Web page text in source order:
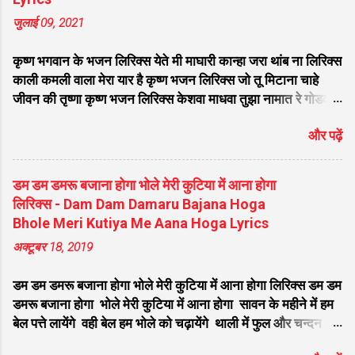
नाथ जी कालेया कुंडला वाला मेरा भोले बाबा किधर
कैलाश तेरा डेरा ओ जी... सर पे तेरे ओं गंगा मैया
विराजे मुकुट पे चंदा मामा ओं जी ॐ नमः शिवाय शम्भु
जी धुनी रमान्दा बड़ा ही तपारी मेरा भोले अमली मेरा
भोला है भंडारी करता नंदी की सवारी...
जुलाई 09, 2021
कृष्ण भगवान के भजन लिरिक्स येते मी माघारी कान्हा जरा थांब ना लिरिक्स
काली कमली वाला मेरा यार है कृष्ण भजन लिरिक्स जो तू मिटाना चाहे
जीवन की तृष्णा कृष्ण भजन लिरिक्स केशवा माधवा तुझा नामात रे गोडवा
से सब काम हो रहा है भजन लिरिक्स दिल में तू श्याम नाम की जरा ज्योति
जला के देख लिरिक्स मनिहारी का भेस बनाया श्याम चूड़ी बेचने आया
लिरिक्स श्याम सवेरे देखु तुझको कितना सुंदर रूप है लिरिक्स लागी लगन
मत तोडना भजन लिरिक्स अरे द्वारपालो कन्हैया से कहदो दर पे सुदामा
ककरीब आ गया है लिरिक्स मुरली वाले मुरली बजा कृष्ण भजन लिरिक्स
जरा धीरे से बजाना बंसी बजाने वाले कृष्ण भजन लिरिक्स सांवली सूरत पे
मोहन दिल दीवाना हो गया लिरिक्स वो मुरली याद आती है सुन कान्हा सुन
बिगड़ी किस्मत को जगा दे ऐसा मेरा श्याम है लिरिक्स कौन कहता है
भगव...
और पढ़ें
डम डम डमरू बजाना होगा भोले मेरी कुटिया में आना होगा
लिरिक्स - Dam Dam Damaru Bajana Hoga
Bhole Meri Kutiya Me Aana Hoga Lyrics
अक्टूबर 18, 2019
डम डम डमरू बजाना होगा भोले मेरी कुटिया में आना होगा लिरिक्स डम डम
डमरू बजाना होगा भोले मेरी कुटिया में आना होगा सावन के महीने में हम
बेल पत्ते लायेंगे वही बेल हम भोले को चढ़ायेंगे थाली में फुल और चन्दन